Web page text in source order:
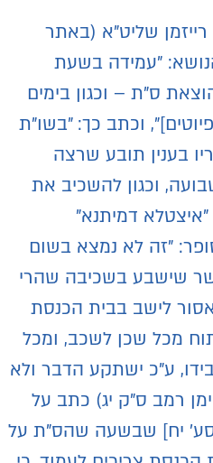
שליט"א (באתר
"עמידה בשעת
ס"ת – וכגון בימים
וכתב כך: "בשו"ת
בענין תובע שרצה
וכגון להשכיב את
דמיתנא"
"זה לא נמצא בשום
שישבע בשכיבה שהרי
לישב בבית הכנסת
מכל שכן לשכב, ומכל
ע"כ ישתקע הדבר ולא
רמב ס"ק יג) כתב על
יח] שבשעה שהס"ת על